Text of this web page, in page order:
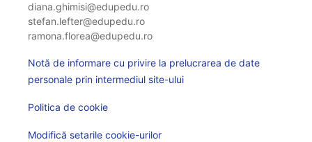
diana.ghimisi@edupedu.ro
stefan.lefter@edupedu.ro
ramona.florea@edupedu.ro
Notă de informare cu privire la prelucrarea de date
personale prin intermediul site-ului
Politica de cookie
Modifică setarile cookie-urilor